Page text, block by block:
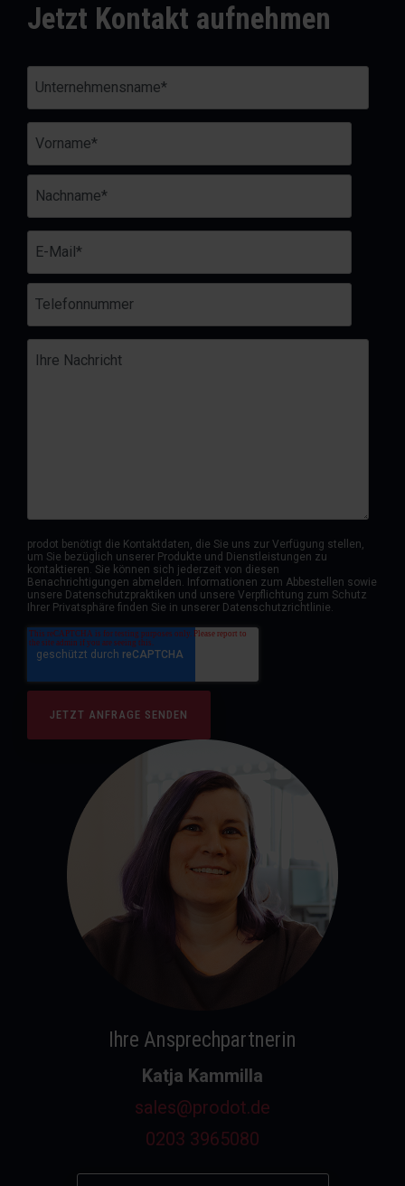
Jetzt Kontakt aufnehmen
prodot benötigt die Kontaktdaten, die Sie uns zur Verfügung stellen,
um Sie bezüglich unserer Produkte und Dienstleistungen zu
kontaktieren. Sie können sich jederzeit von diesen
Benachrichtigungen abmelden. Informationen zum Abbestellen sowie
unsere Datenschutzpraktiken und unsere Verpflichtung zum Schutz
Ihrer Privatsphäre finden Sie in unserer Datenschutzrichtlinie.
Ihre Ansprechpartnerin
Katja Kammilla
sales@prodot.de
0203 3965080